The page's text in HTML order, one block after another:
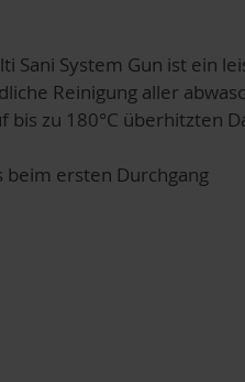
Sani System Gun ist
Reinigung aller
zu 180°C überhitzten
ersten Durchgang